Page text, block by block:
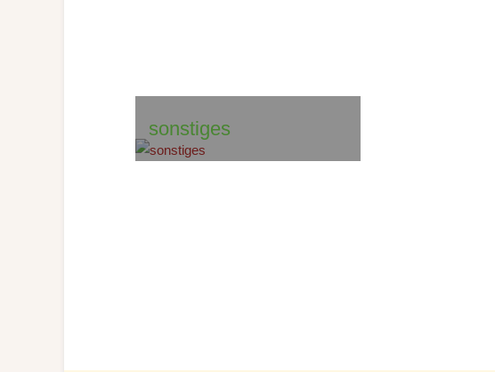
sonstiges